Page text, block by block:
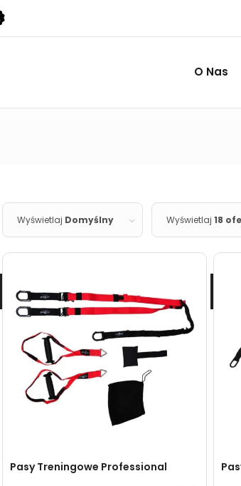
O Nas
Wyświetlaj Domyślny Wyświetlaj 18
Pasy Treningowe Professional